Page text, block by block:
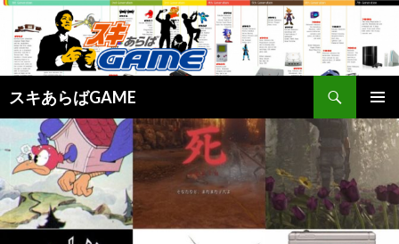
スキあらばGAME
索
メインメ
ニュー
テ
ン
ツ
へ